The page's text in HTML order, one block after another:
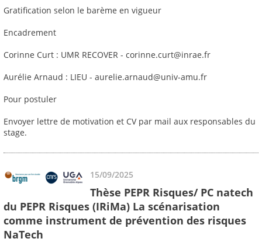
Gratification selon le barème en vigueur
Encadrement
Corinne Curt : UMR RECOVER - corinne.curt@inrae.fr
Aurélie Arnaud : LIEU - aurelie.arnaud@univ-amu.fr
Pour postuler
Envoyer lettre de motivation et CV par mail aux responsables du
stage.
15/09/2025
Thèse PEPR Risques/ PC natech
du PEPR Risques (IRiMa) La scénarisation
comme instrument de prévention des risques
NaTech